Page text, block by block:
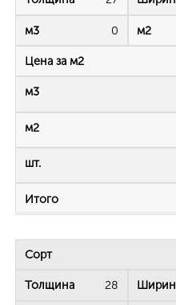
0
28